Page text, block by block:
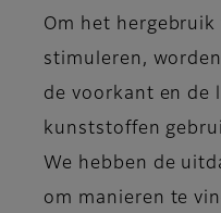
Om het
stimuleren,
de voorkant en de
kunststoffen
We hebben de
om manieren te